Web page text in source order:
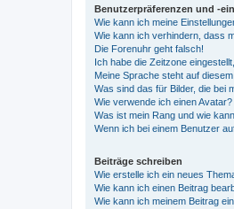
Benutzerpräferenzen und -
Wie kann ich meine
Wie kann ich verhindern, dass
Die Forenuhr geht falsch!
Ich habe die Zeitzone
Meine Sprache steht auf
Was sind das für Bilder, die bei
Wie verwende ich einen Avatar?
Was ist mein Rang und wie
Wenn ich bei einem Benutzer
Beiträge schreiben
Wie erstelle ich ein neues
Wie kann ich einen Beitrag
Wie kann ich meinem Beitrag